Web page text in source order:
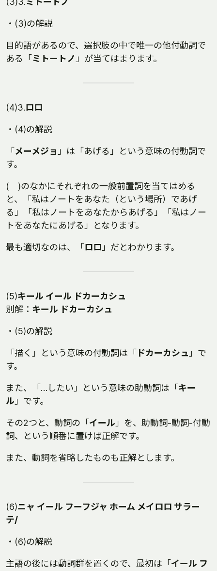
・(3)の解説
目的語があるので、選択肢の中で唯一の他付動詞で
ある「 ミトートノ 」が当てはまります。
(4)3.ロロ
・(4)の解説
「 メーメジョ 」は「あげる」という意味の付動詞で
す。
( )のなかにそれぞれの一般前置詞を当てはめる
と、「私はノートをあなた（という場所）であげ
る」「私はノートをあなたからあげる」「私はノー
トをあなたにあげる」となります。
最も適切なのは、「 ロロ 」だとわかります。
(5)キール イール ドカーカシュ
別解： キール ドカーカシュ
・(5)の解説
「描く」という意味の付動詞は「 ドカーカシュ 」で
す。
また、「…したい」という意味の助動詞は「 キー
ル 」です。
その2つと、動詞の「 イール 」を、助動詞-動詞-付動
詞、という順番に置けば正解です。
また、動詞を省略したものも正解とします。
(6)ニャ イール フーフジャ ホーム メイロロ サラー
テ/
・(6)の解説
主語の後には動詞群を置くので、最初は「 イール フ